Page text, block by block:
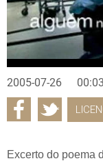
2005-07-26
Excerto do poema